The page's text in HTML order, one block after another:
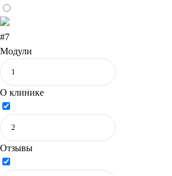
#7
Модули
О клинике
Отзывы